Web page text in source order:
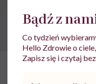
Bądź z
Co tydzień
Hello Zdrowie o
Zapisz się i czytaj